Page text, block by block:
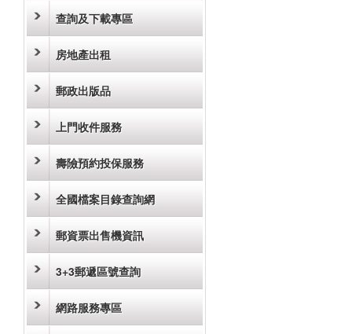
查詢及下載專區
房地產出租
郵政出版品
上門收件服務
壽險預約投保服務
全國檔案目錄查詢網
郵資票出售機資訊
3+3郵遞區號查詢
網路服務專區